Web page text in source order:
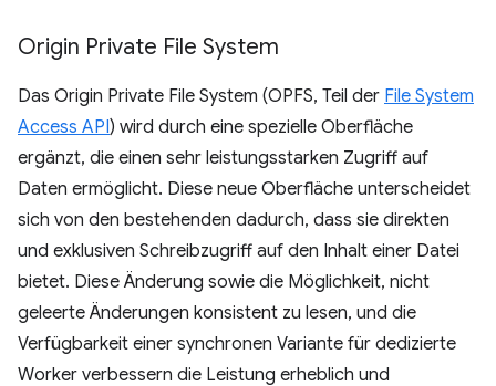
Origin Private File System
Das Origin Private File System (OPFS, Teil der File System
Access API) wird durch eine spezielle Oberfläche
ergänzt, die einen sehr leistungsstarken Zugriff auf
Daten ermöglicht. Diese neue Oberfläche unterscheidet
sich von den bestehenden dadurch, dass sie direkten
und exklusiven Schreibzugriff auf den Inhalt einer Datei
bietet. Diese Änderung sowie die Möglichkeit, nicht
geleerte Änderungen konsistent zu lesen, und die
Verfügbarkeit einer synchronen Variante für dedizierte
Worker verbessern die Leistung erheblich und